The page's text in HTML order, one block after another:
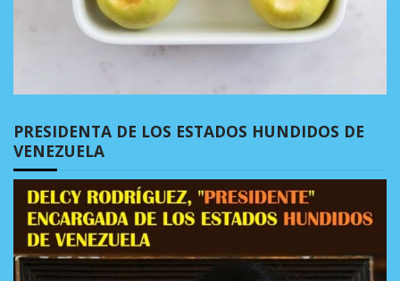
PRESIDENTA DE LOS ESTADOS HUNDIDOS DE
VENEZUELA